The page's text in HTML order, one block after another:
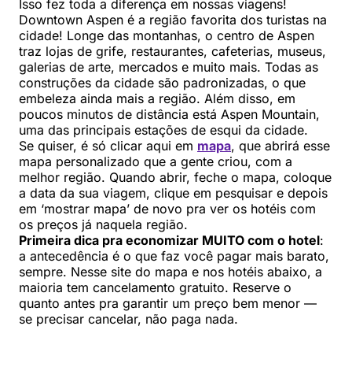
Isso fez toda a diferença em nossas viagens!
Downtown Aspen é a região favorita dos turistas na
cidade! Longe das montanhas, o centro de Aspen
traz lojas de grife, restaurantes, cafeterias, museus,
galerias de arte, mercados e muito mais. Todas as
construções da cidade são padronizadas, o que
embeleza ainda mais a região. Além disso, em
poucos minutos de distância está Aspen Mountain,
uma das principais estações de esqui da cidade.
Se quiser, é só clicar aqui em mapa, que abrirá esse
mapa personalizado que a gente criou, com a
melhor região. Quando abrir, feche o mapa, coloque
a data da sua viagem, clique em pesquisar e depois
em ‘mostrar mapa’ de novo pra ver os hotéis com
os preços já naquela região.
Primeira dica pra economizar MUITO com o hotel:
a antecedência é o que faz você pagar mais barato,
sempre. Nesse site do mapa e nos hotéis abaixo, a
maioria tem cancelamento gratuito. Reserve o
quanto antes pra garantir um preço bem menor —
se precisar cancelar, não paga nada.